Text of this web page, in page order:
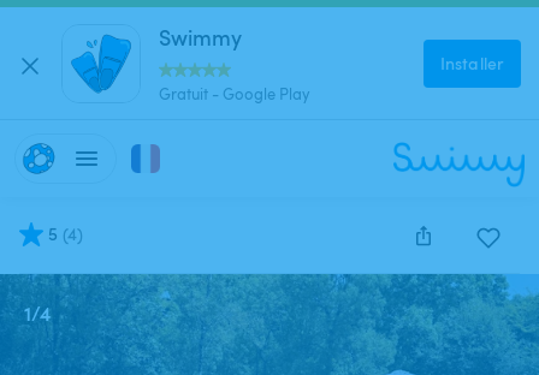
Swimmy
Gratuit - Google Play
Installer
5 (4)
1/4